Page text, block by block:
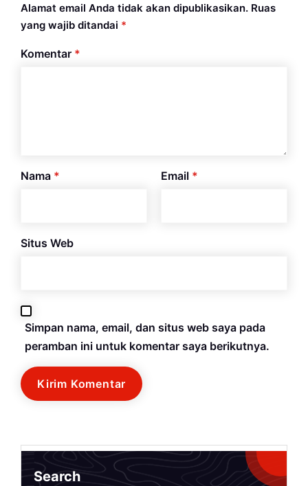
Alamat email Anda tidak akan dipublikasikan. Ruas
yang wajib ditandai *
Komentar *
Nama * Email *
Situs Web
Simpan nama, email, dan situs web saya pada
peramban ini untuk komentar saya berikutnya.
Search